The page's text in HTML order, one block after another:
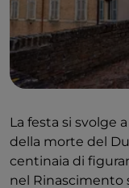
La festa si svolge
della morte del
centinaia di
nel Rinascimento